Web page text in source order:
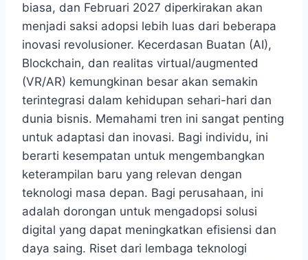
biasa, dan Februari 2027 diperkirakan akan
menjadi saksi adopsi lebih luas dari beberapa
inovasi revolusioner. Kecerdasan Buatan (AI),
Blockchain, dan realitas virtual/augmented
(VR/AR) kemungkinan besar akan semakin
terintegrasi dalam kehidupan sehari-hari dan
dunia bisnis. Memahami tren ini sangat penting
untuk adaptasi dan inovasi. Bagi individu, ini
berarti kesempatan untuk mengembangkan
keterampilan baru yang relevan dengan
teknologi masa depan. Bagi perusahaan, ini
adalah dorongan untuk mengadopsi solusi
digital yang dapat meningkatkan efisiensi dan
daya saing. Riset dari lembaga teknologi